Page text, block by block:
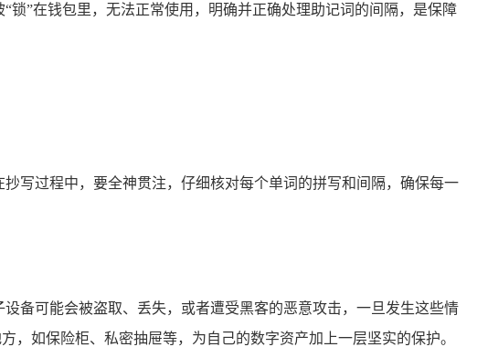
”在钱包里，无法正常使用，明确并正确处理助记词的间隔，是保障
写过程中，要全神贯注，仔细核对每个单词的拼写和间隔，确保每一
备可能会被盗取、丢失，或者遭受黑客的恶意攻击，一旦发生这些情
如保险柜、私密抽屉等，为自己的数字资产加上一层坚实的保护。